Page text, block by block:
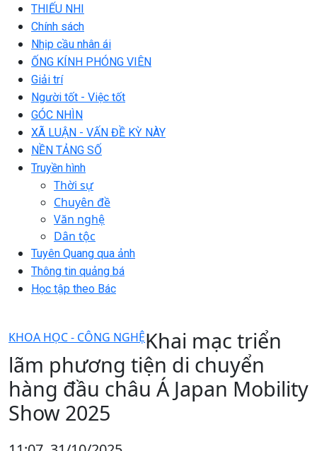
THIẾU NHI
Chính sách
Nhịp cầu nhân ái
ỐNG KÍNH PHÓNG VIÊN
Giải trí
Người tốt - Việc tốt
GÓC NHÌN
XÃ LUẬN - VẤN ĐỀ KỲ NÀY
NỀN TẢNG SỐ
Truyền hình
Thời sự
Chuyên đề
Văn nghệ
Dân tộc
Tuyên Quang qua ảnh
Thông tin quảng bá
Học tập theo Bác
KHOA HỌC - CÔNG NGHỆKhai mạc triển
lãm phương tiện di chuyển
hàng đầu châu Á Japan Mobility
Show 2025